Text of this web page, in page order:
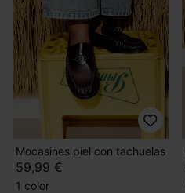
Mocasines piel con tachuelas
59,99 €
1 color